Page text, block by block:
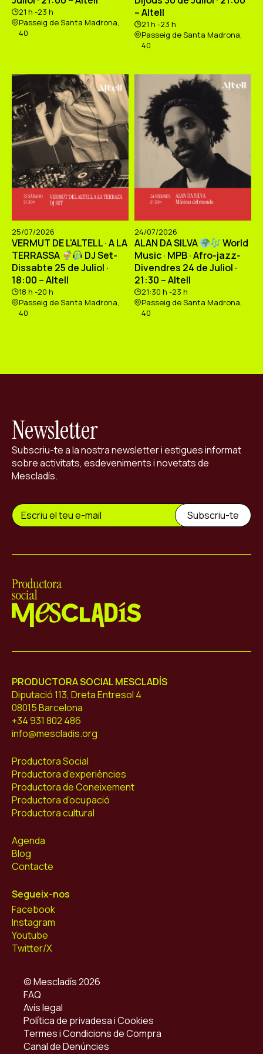
21 h -23 h
Passeig de Santa Madrona,
40
– Altell
21 h -23 h
Passeig de Santa Madrona,
40
25/07/2026
VERMUT DE L'ALTELL · A LA
TERRASSA
DJ Set-
Dissabte 25 de Juliol ·
18:00 – Altell
18 h -20 h
Passeig de Santa Madrona,
40
24/07/2026
ALAN DA SILVA
World
Music · MPB · Afro-jazz-
Divendres 24 de Juliol ·
21:30 – Altell
21:30 h -23 h
Passeig de Santa Madrona,
40
Newsletter
Subscriu-te a la nostra newsletter i estigues informat
sobre activitats, esdeveniments i novetats de
Mescladís.
PRODUCTORA SOCIAL MESCLADÍS
Diputació 113, Dreta Entresol 4
08015 Barcelona
+34 931 802 486
info@mescladis.org
Productora Social
Productora d'experiències
Productora de Coneixement
Productora d'ocupació
Productora cultural
Agenda
Blog
Contacte
Segueix-nos
Facebook
Instagram
Youtube
Twitter/X
© Mescladís 2026
FAQ
Avís legal
Política de privadesa i Cookies
Termes i Condicions de Compra
Canal de Denúncies